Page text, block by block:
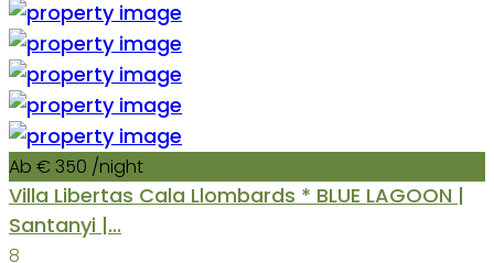
Ab € 350 /night
Villa Libertas Cala Llombards * BLUE LAGOON |
Santanyi |...
8